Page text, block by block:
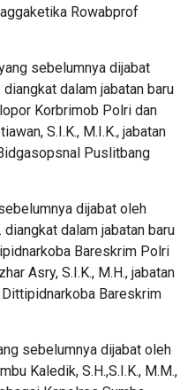
Rowabprof
sebelumnya dijabat
dalam jabatan baru
Korbrimob Polri dan
S.I.K., M.I.K., jabatan
Puslitbang
dijabat oleh
diangkat dalam jabatan baru
Bareskrim Polri
Asry, S.I.K., M.H., jabatan
Bareskrim
sebelumnya dijabat oleh
Kaledik, S.H.,S.I.K., M.M.,